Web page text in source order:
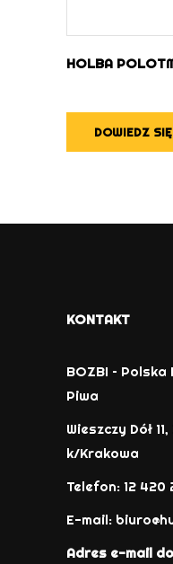
HOLBA
DOWIEDZ
KONTAKT
BOZBI –
Piwa
Wieszczy Dół
k/Krakowa
Telefon: 12 420
E-mail:
Adres e-mail